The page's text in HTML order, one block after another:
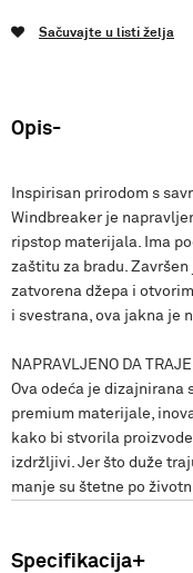
Sačuvajte u listi želja
Opis
Inspirisan prirodom s
Windbreaker je
ripstop materijala. Ima
zaštitu za bradu.
zatvorena džepa i
i svestrana, ova jakna je
NAPRAVLJENO DA TRAJE
Ova odeća je dizajnirana
premium materijale,
kako bi stvorila
izdržljivi. Jer što duže
manje su štetne po
Specifikacija